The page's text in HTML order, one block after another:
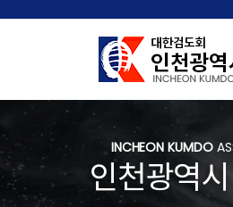
INCHEON KUMDO
인천광역